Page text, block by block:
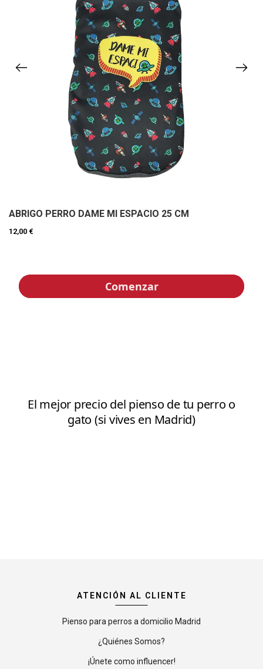
ABRIGO PERRO DAME MI ESPACIO 25 CM
12,00 €
ATENCIÓN AL CLIENTE
Pienso para perros a domicilio Madrid
¿Quiénes Somos?
¡Únete como influencer!